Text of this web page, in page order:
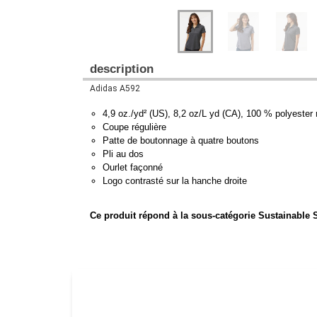
description
Adidas A592
4,9 oz./yd² (US), 8,2 oz/L yd (CA), 100 % polyester
Coupe régulière
Patte de boutonnage à quatre boutons
Pli au dos
Ourlet façonné
Logo contrasté sur la hanche droite
Ce produit répond à la sous-catégorie Sustainable